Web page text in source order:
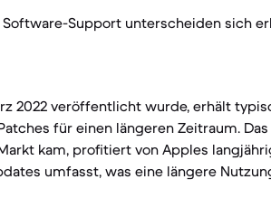
Support unterscheiden sich
2022 veröffentlicht wurde, erhält
für einen längeren Zeitraum. Das
kam, profitiert von Apples
umfasst, was eine längere